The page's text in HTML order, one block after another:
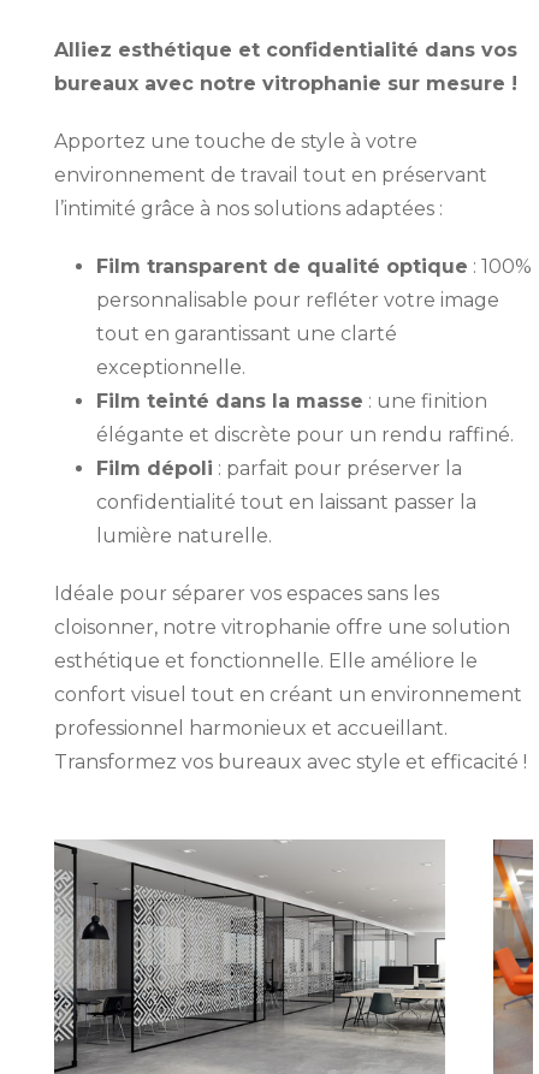
Alliez esthétique et confidentialité dans vos
bureaux avec notre vitrophanie sur mesure !
Apportez une touche de style à votre
environnement de travail tout en préservant
l’intimité grâce à nos solutions adaptées :
Film transparent de qualité optique : 100%
personnalisable pour refléter votre image
tout en garantissant une clarté
exceptionnelle.
Film teinté dans la masse : une finition
élégante et discrète pour un rendu raffiné.
Film dépoli : parfait pour préserver la
confidentialité tout en laissant passer la
lumière naturelle.
Idéale pour séparer vos espaces sans les
cloisonner, notre vitrophanie offre une solution
esthétique et fonctionnelle. Elle améliore le
confort visuel tout en créant un environnement
professionnel harmonieux et accueillant.
Transformez vos bureaux avec style et efficacité !